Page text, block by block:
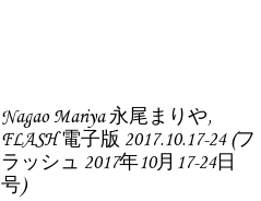
Nagao Mariya 永尾まりや,
FLASH 電子版 2017.10.17-24 (フ
ラッシュ 2017年10月17-24日
号)